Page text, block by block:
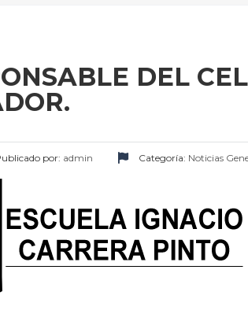
DEL
por: admin Categoría: Noticias